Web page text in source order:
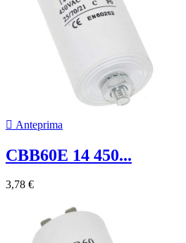
 Anteprima
CBB60E 14 450...
3,78 €